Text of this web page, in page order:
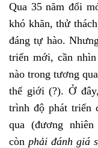
Qua 35 năm đổi
khó khăn, thử
đáng tự hào.
triển mới, cần
nào trong tương
thế giới (?). Ở
trình độ phát triển
qua (đương
còn phải đánh giá